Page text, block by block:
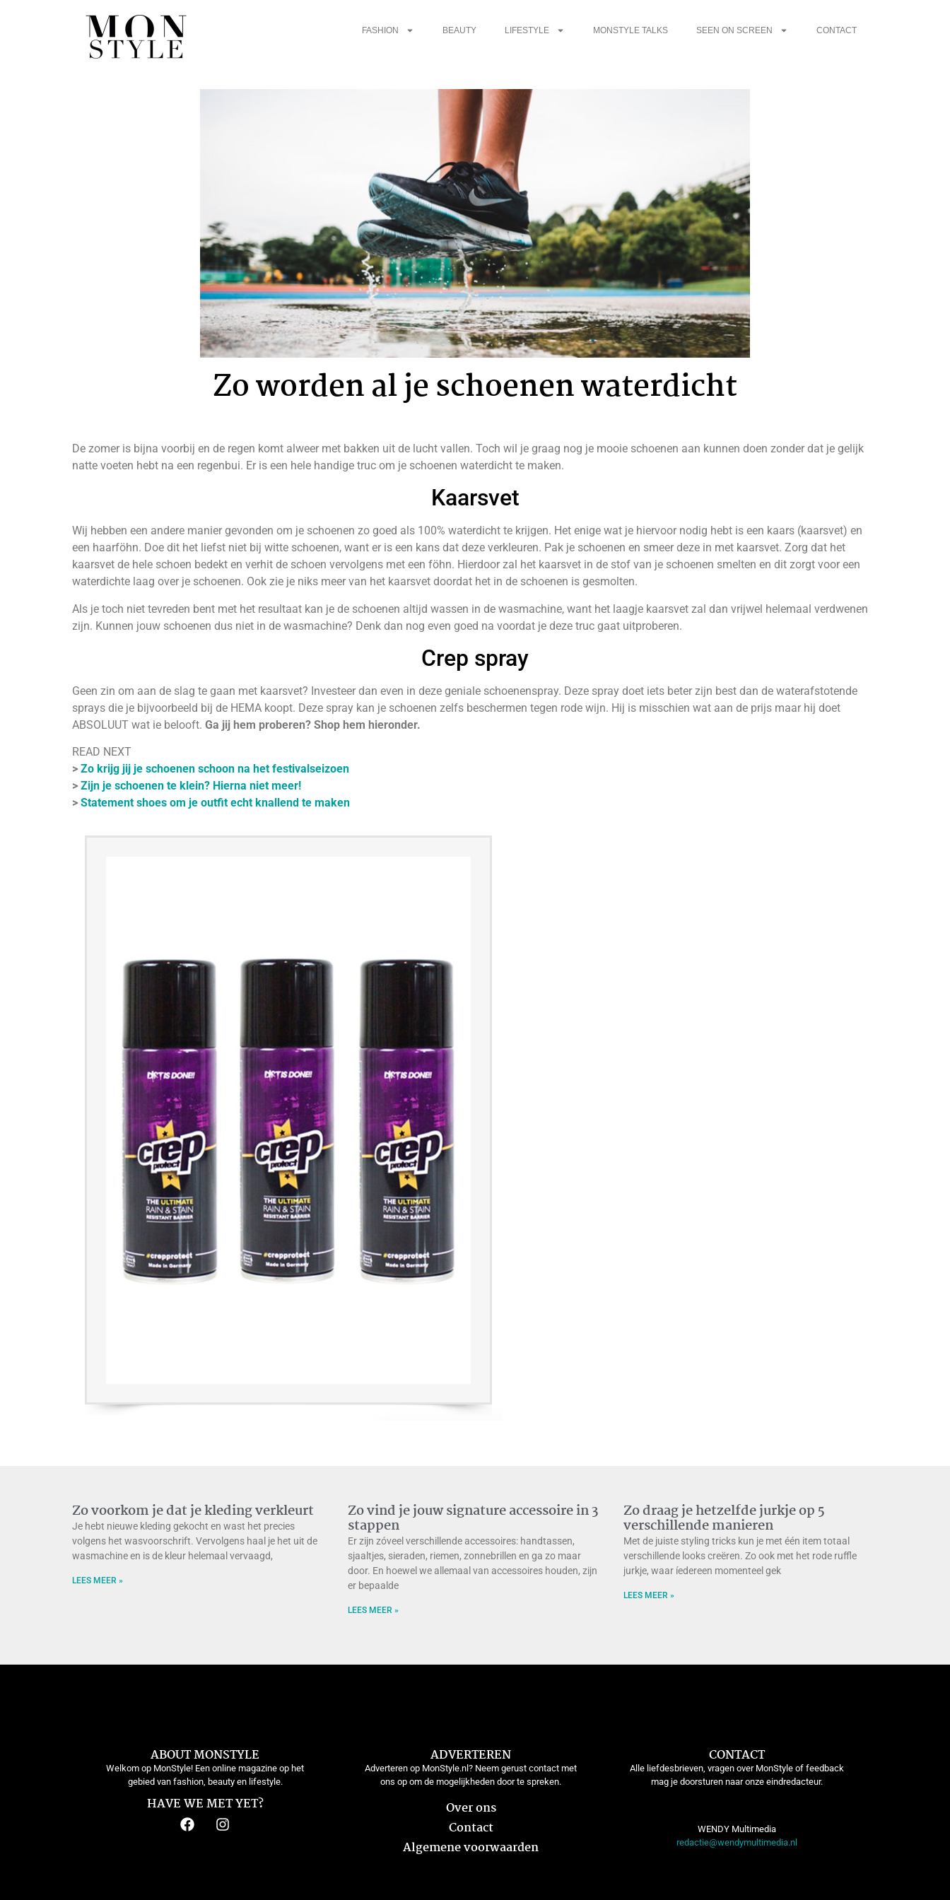
FASHION BEAUTY LIFESTYLE MONSTYLE TALKS SEEN ON SCREEN CONTACT
Zo worden al je schoenen waterdicht
De zomer is bijna voorbij en de regen komt alweer met bakken uit de lucht vallen. Toch wil je graag nog je mooie schoenen aan kunnen doen zonder dat je gelijk
natte voeten hebt na een regenbui. Er is een hele handige truc om je schoenen waterdicht te maken.
Kaarsvet
Wij hebben een andere manier gevonden om je schoenen zo goed als 100% waterdicht te krijgen. Het enige wat je hiervoor nodig hebt is een kaars (kaarsvet) en
een haarföhn. Doe dit het liefst niet bij witte schoenen, want er is een kans dat deze verkleuren. Pak je schoenen en smeer deze in met kaarsvet. Zorg dat het
kaarsvet de hele schoen bedekt en verhit de schoen vervolgens met een föhn. Hierdoor zal het kaarsvet in de stof van je schoenen smelten en dit zorgt voor een
waterdichte laag over je schoenen. Ook zie je niks meer van het kaarsvet doordat het in de schoenen is gesmolten.
Als je toch niet tevreden bent met het resultaat kan je de schoenen altijd wassen in de wasmachine, want het laagje kaarsvet zal dan vrijwel helemaal verdwenen
zijn. Kunnen jouw schoenen dus niet in de wasmachine? Denk dan nog even goed na voordat je deze truc gaat uitproberen.
Crep spray
Geen zin om aan de slag te gaan met kaarsvet? Investeer dan even in deze geniale schoenenspray. Deze spray doet iets beter zijn best dan de waterafstotende
sprays die je bijvoorbeeld bij de HEMA koopt. Deze spray kan je schoenen zelfs beschermen tegen rode wijn. Hij is misschien wat aan de prijs maar hij doet
ABSOLUUT wat ie belooft. Ga jij hem proberen? Shop hem hieronder.
READ NEXT
> Zo krijg jij je schoenen schoon na het festivalseizoen
> Zijn je schoenen te klein? Hierna niet meer!
> Statement shoes om je outfit echt knallend te maken
Zo voorkom je dat je kleding verkleurt
Je hebt nieuwe kleding gekocht en wast het precies
volgens het wasvoorschrift. Vervolgens haal je het uit de
wasmachine en is de kleur helemaal vervaagd,
LEES MEER »
Zo vind je jouw signature accessoire in 3
stappen
Er zijn zóveel verschillende accessoires: handtassen,
sjaaltjes, sieraden, riemen, zonnebrillen en ga zo maar
door. En hoewel we allemaal van accessoires houden, zijn
er bepaalde
LEES MEER »
Zo draag je hetzelfde jurkje op 5
verschillende manieren
Met de juiste styling tricks kun je met één item totaal
verschillende looks creëren. Zo ook met het rode ruffle
jurkje, waar íedereen momenteel gek
LEES MEER »
ABOUT MONSTYLE
Welkom op MonStyle! Een online magazine op het
gebied van fashion, beauty en lifestyle.
HAVE WE MET YET?
ADVERTEREN
Adverteren op MonStyle.nl? Neem gerust contact met
ons op om de mogelijkheden door te spreken.
Over ons
Contact
Algemene voorwaarden
CONTACT
Alle liefdesbrieven, vragen over MonStyle of feedback
mag je doorsturen naar onze eindredacteur.
WENDY Multimedia
redactie@wendymultimedia.nl